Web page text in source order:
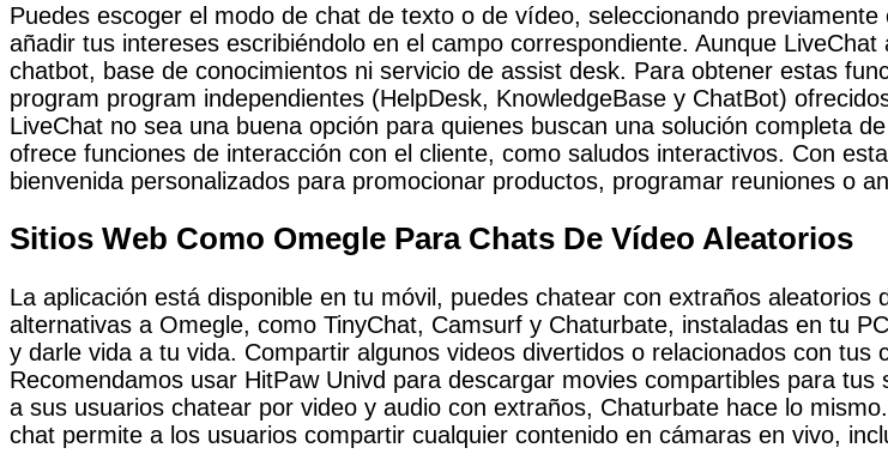
Puedes escoger el modo de chat de texto o de vídeo, seleccionando
añadir tus intereses escribiéndolo en el campo correspondiente. Aunque
chatbot, base de conocimientos ni servicio de assist desk. Para obtener estas
program program independientes (HelpDesk, KnowledgeBase y ChatBot)
LiveChat no sea una buena opción para quienes buscan una solución completa
ofrece funciones de interacción con el cliente, como saludos interactivos. Con
bienvenida personalizados para promocionar productos, programar reuniones o
Sitios Web Como Omegle Para Chats De Vídeo Aleatorios
La aplicación está disponible en tu móvil, puedes chatear con extraños
alternativas a Omegle, como TinyChat, Camsurf y Chaturbate, instaladas en tu
y darle vida a tu vida. Compartir algunos videos divertidos o relacionados con
Recomendamos usar HitPaw Univd para descargar movies compartibles para
a sus usuarios chatear por video y audio con extraños, Chaturbate hace lo
chat permite a los usuarios compartir cualquier contenido en cámaras en vivo,